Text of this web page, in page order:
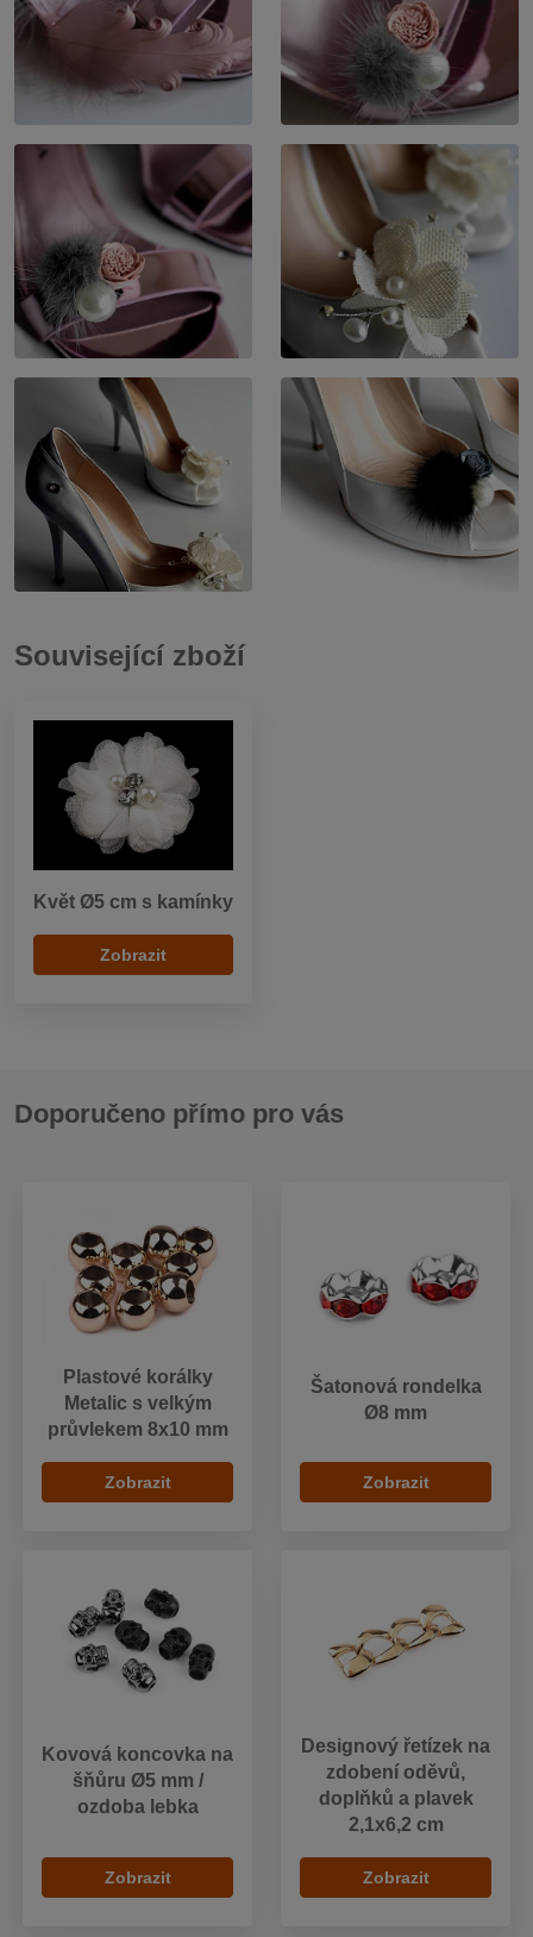
Související zboží
Květ Ø5 cm s kamínky
Zobrazit
Doporučeno přímo pro vás
Plastové korálky
Metalic s velkým
průvlekem 8x10 mm
Zobrazit
Šatonová rondelka
Ø8 mm
Zobrazit
Kovová koncovka na
šňůru Ø5 mm /
ozdoba lebka
Zobrazit
Designový řetízek na
zdobení oděvů,
doplňků a plavek
2,1x6,2 cm
Zobrazit